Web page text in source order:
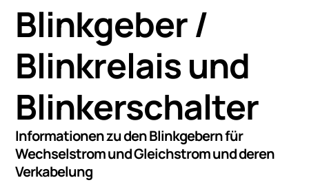
Blinkgeber /
Blinkrelais und
Blinkerschalter
Informationen zu den Blinkgebern für
Wechselstrom und Gleichstrom und deren
Verkabelung